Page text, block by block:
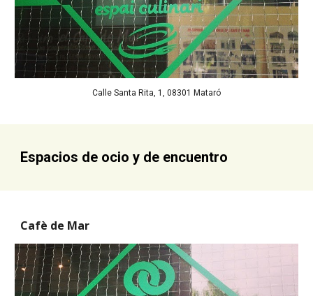
Calle Santa Rita, 1, 08301 Mataró
Espacios de ocio y de encuentro
Cafè de Mar